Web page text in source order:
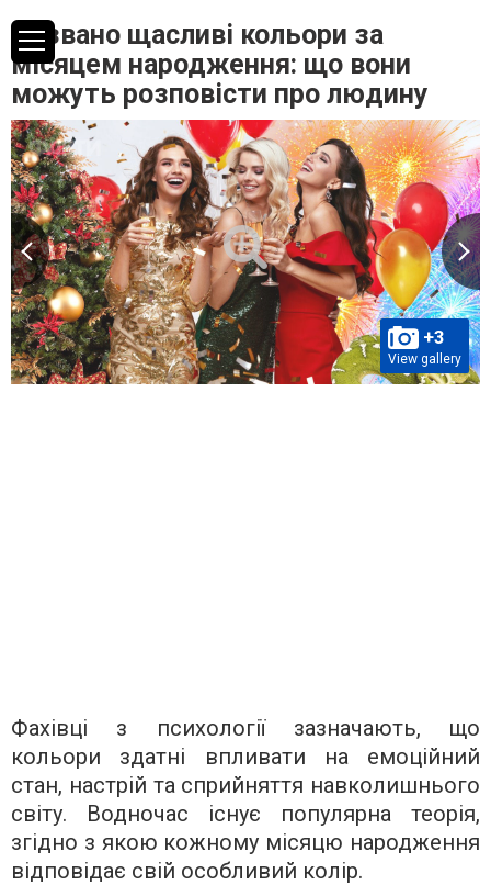
Названо щасливі кольори за
місяцем народження: що вони
можуть розповісти про людину
+3
View gallery
Фахівці з психології зазначають, що
кольори здатні впливати на емоційний
стан, настрій та сприйняття навколишнього
світу. Водночас існує популярна теорія,
згідно з якою кожному місяцю народження
відповідає свій особливий колір.